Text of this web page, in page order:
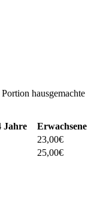
hausgemachte
Jahre
Erwachsene
23,00€
25,00€